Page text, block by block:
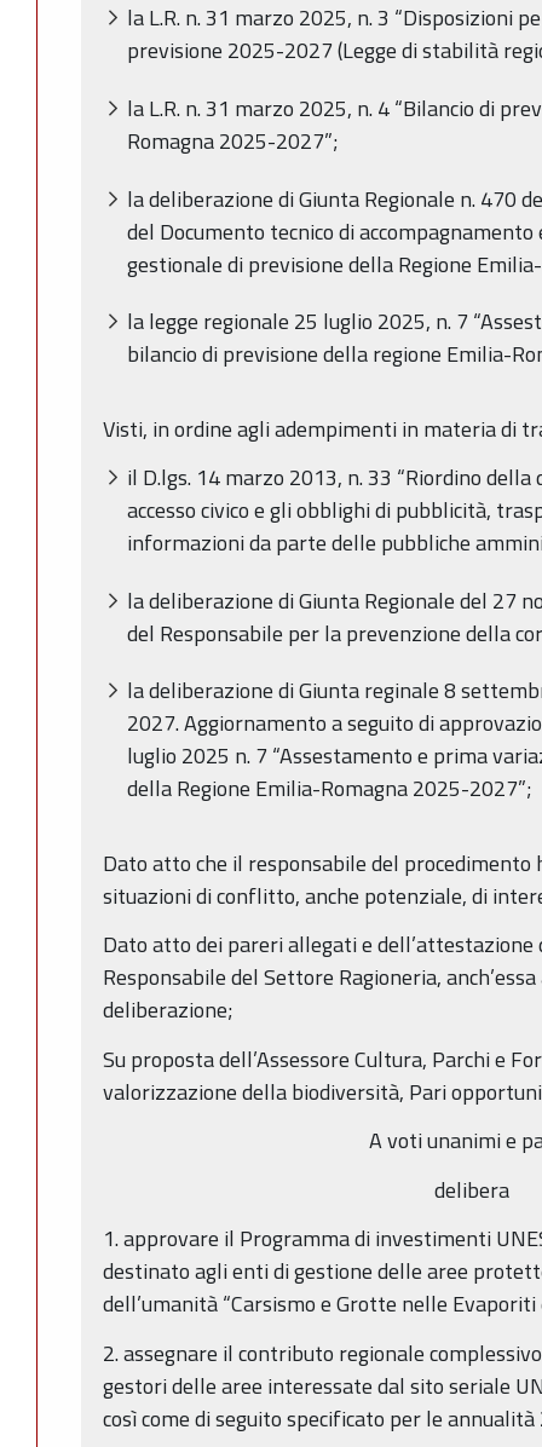
la L.R. n. 31 marzo 2025, n. 3 “Disposizioni
previsione 2025-2027 (Legge di stabilità
la L.R. n. 31 marzo 2025, n. 4 “Bilancio di
Romagna 2025-2027”;
la deliberazione di Giunta Regionale n. 470
del Documento tecnico di
gestionale di previsione della Regione
la legge regionale 25 luglio 2025, n. 7
bilancio di previsione della regione Emilia-
Visti, in ordine agli adempimenti in materia di
il D.lgs. 14 marzo 2013, n. 33 “Riordino
accesso civico e gli obblighi di pubblicità,
informazioni da parte delle pubbliche
la deliberazione di Giunta Regionale del 27
del Responsabile per la prevenzione della
la deliberazione di Giunta reginale 8
2027. Aggiornamento a seguito di
luglio 2025 n. 7 “Assestamento e prima
della Regione Emilia-Romagna 2025-2027”;
Dato atto che il responsabile del
situazioni di conflitto, anche potenziale, di
Dato atto dei pareri allegati e
Responsabile del Settore Ragioneria,
deliberazione;
Su proposta dell’Assessore Cultura, Parchi e
valorizzazione della biodiversità, Pari
A voti unanimi e
delibera
1. approvare il Programma di investimenti
destinato agli enti di gestione delle aree
dell’umanità “Carsismo e Grotte nelle
2. assegnare il contributo regionale
gestori delle aree interessate dal sito seriale
così come di seguito specificato per le